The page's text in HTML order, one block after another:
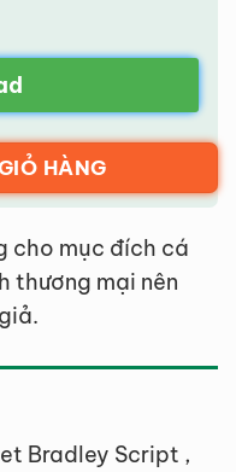
HÀNG
cho mục đích cá
thương mại nên
Bradley Script ,